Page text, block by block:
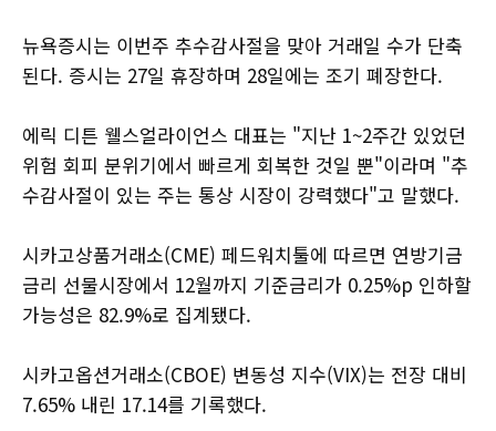
뉴욕증시는 이번주 추수감사절을 맞아 거래일 수가 단축
된다. 증시는 27일 휴장하며 28일에는 조기 폐장한다.
에릭 디튼 웰스얼라이언스 대표는 "지난 1~2주간 있었던
위험 회피 분위기에서 빠르게 회복한 것일 뿐"이라며 "추
수감사절이 있는 주는 통상 시장이 강력했다"고 말했다.
시카고상품거래소(CME) 페드워치툴에 따르면 연방기금
금리 선물시장에서 12월까지 기준금리가 0.25%p 인하할
가능성은 82.9%로 집계됐다.
시카고옵션거래소(CBOE) 변동성 지수(VIX)는 전장 대비
7.65% 내린 17.14를 기록했다.